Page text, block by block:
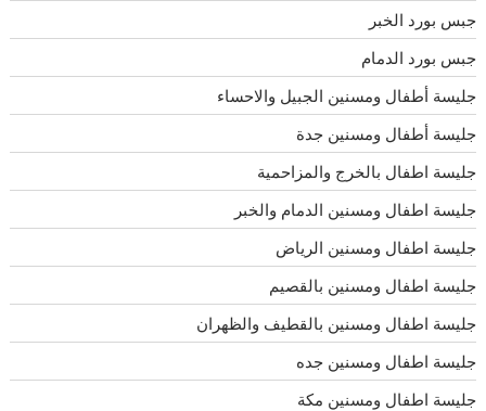
جبس بورد الخبر
جبس بورد الدمام
جليسة أطفال ومسنين الجبيل والاحساء
جليسة أطفال ومسنين جدة
جليسة اطفال بالخرج والمزاحمية
جليسة اطفال ومسنين الدمام والخبر
جليسة اطفال ومسنين الرياض
جليسة اطفال ومسنين بالقصيم
جليسة اطفال ومسنين بالقطيف والظهران
جليسة اطفال ومسنين جده
جليسة اطفال ومسنين مكة